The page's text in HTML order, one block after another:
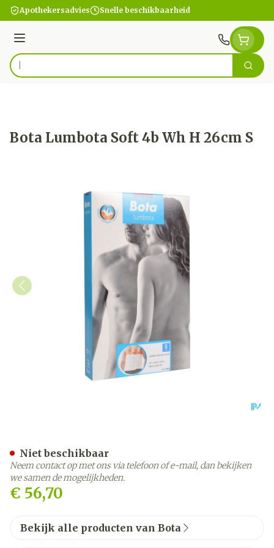
Ga naar de inhoud
Apothekersadvies Snelle beschikbaarheid
Menu
Product, merk, categorie... Zoek
Bota Lumbota Soft 4b Wh H 26cm S
€ 56,70
Niet beschikbaar
Neem contact op met ons via telefoon of e-mail, dan bekijken
we samen de mogelijkheden.
Bekijk alle producten van Bota